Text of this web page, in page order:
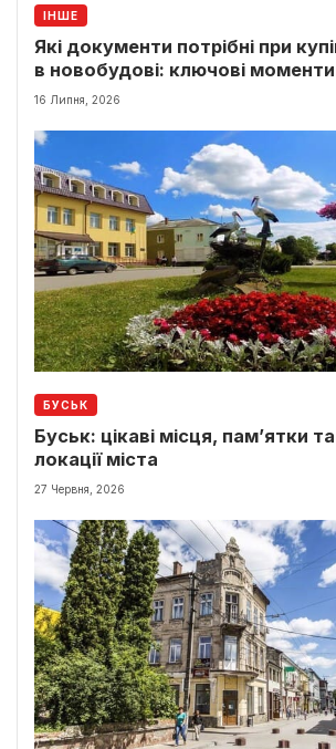
ІНШЕ
Які документи потрібні при
в новобудові: ключові моменти
16 Липня, 2026
БУСЬК
Буськ: цікаві місця, пам’ятки
локації міста
27 Червня, 2026